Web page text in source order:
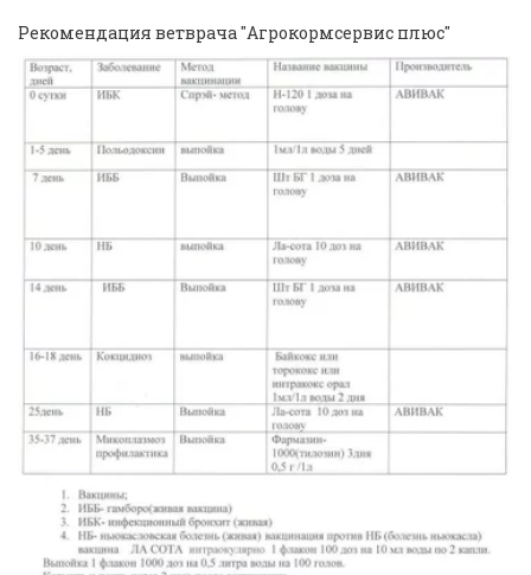
Рекомендация ветврача "Агрокормсервис плюс"